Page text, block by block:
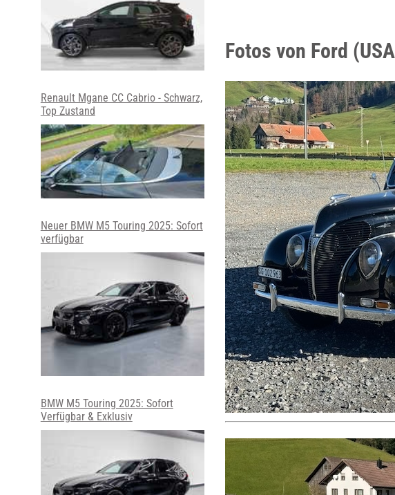
Fotos von Ford
Renault Mgane CC Cabrio - Schwarz,
Top Zustand
Neuer BMW M5 Touring 2025: Sofort
verfügbar
BMW M5 Touring 2025: Sofort
Verfügbar & Exklusiv